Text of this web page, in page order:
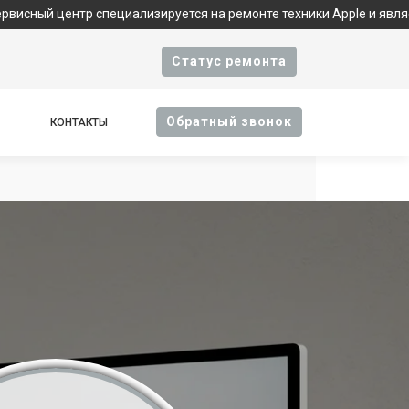
специализируется на ремонте техники Apple и является
Cтатус ремонта
КОНТАКТЫ Oбратный звонок